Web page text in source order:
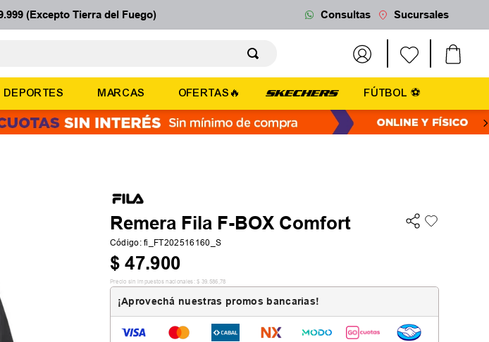
(Excepto Tierra del Fuego) Consultas Sucursales
DEPORTES MARCAS OFERTAS🔥 FÚTBOL ⚽
Remera Fila F-BOX Comfort
Código:fi_FT202516160_S
$ 47.900
Precio sin impuestos nacionales: $ 39.586 ,78
¡Aprovechá nuestras promos bancarias!